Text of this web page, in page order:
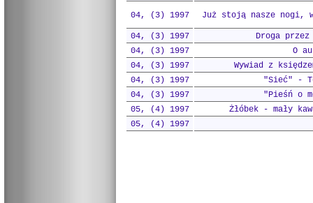
04, (3) 1997 Już stoją nasze nogi,
04, (3) 1997
Droga
04, (3) 1997
O
04, (3) 1997
Wywiad z
04, (3) 1997
"Sieć" -
04, (3) 1997
"Pieśń o
05, (4) 1997
Żłóbek - mały
05, (4) 1997